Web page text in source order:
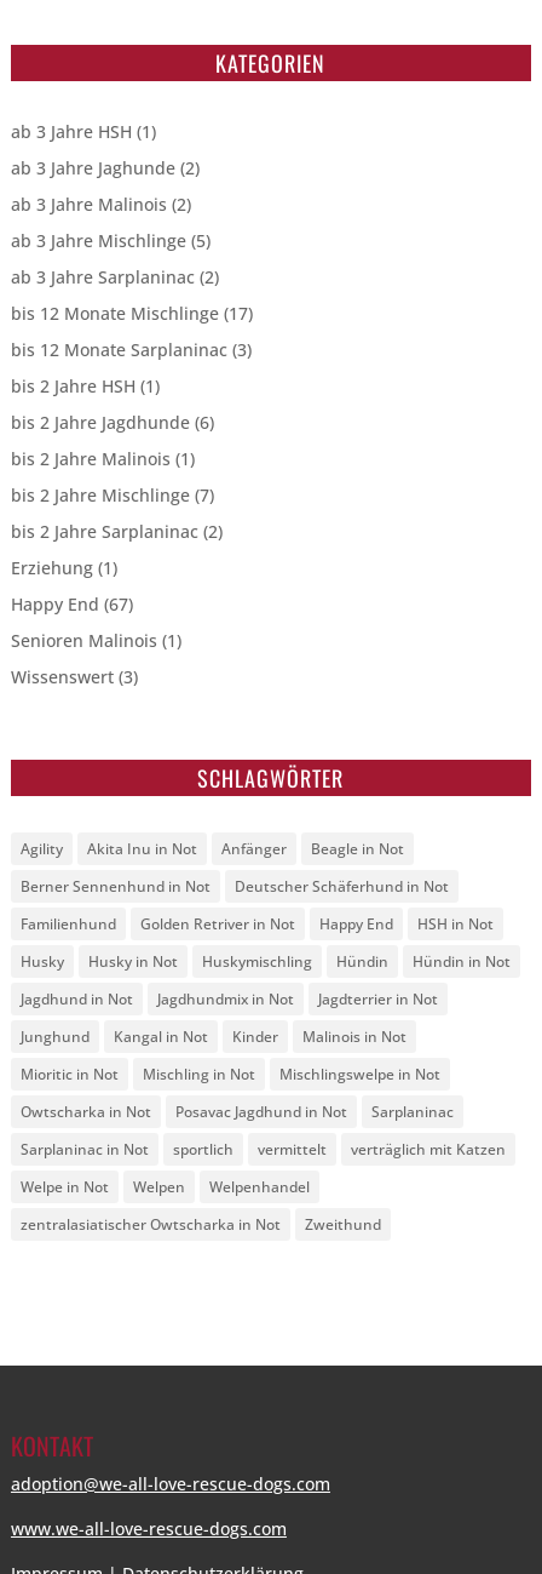
KATEGORIEN
ab 3 Jahre HSH (1)
ab 3 Jahre Jaghunde(2)
ab 3 Jahre Malinois (2)
ab 3 Jahre Mischlinge(5)
ab 3 Jahre Sarplaninac(2)
bis 12 Monate Mischlinge(17)
bis 12 Monate Sarplaninac(3)
bis 2 Jahre HSH (1)
bis 2 Jahre Jagdhunde(6)
bis 2 Jahre Malinois (1)
bis 2 Jahre Mischlinge(7)
bis 2 Jahre Sarplaninac(2)
Erziehung(1)
Happy End (67)
Senioren Malinois (1)
Wissenswert(3)
SCHLAGWÖRTER
Agility Akita Inu in Not Anfänger
Beagle in Not
Berner Sennenhund in Not
Deutscher Schäferhund in Not
Familienhund
Golden Retriver in Not Happy End
HSH in Not
Husky
Husky in Not Huskymischling Hündin
Hündin in Not
Jagdhund in Not
Jagdhundmix in Not
Jagdterrier in Not
Junghund
Kangal in Not Kinder
Malinois in Not
Mioritic in Not
Mischling in Not
Mischlingswelpe in Not
Owtscharka in Not
Posavac Jagdhund in Not
Sarplaninac
Sarplaninac in Not
sportlich vermittelt
verträglich mit Katzen
Welpe in Not
Welpen
Welpenhandel
zentralasiatischer Owtscharka in Not
Zweithund
KONTAKT
adoption@we-all-love-rescue-dogs.com
www.we-all-love-rescue-dogs.com